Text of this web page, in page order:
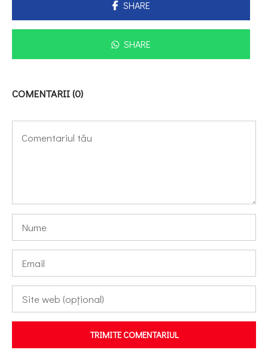
SHARE
SHARE
COMENTARII (0)
TRIMITE COMENTARIUL